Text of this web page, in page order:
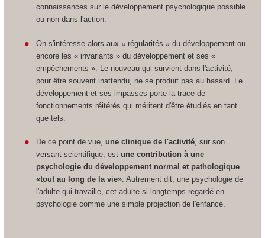
connaissances sur le développement psychologique possible
ou non dans l'action.
On s'intéresse alors aux « régularités » du développement ou
encore les « invariants » du développement et ses «
empêchements ». Le nouveau qui survient dans l'activité,
pour être souvent inattendu, ne se produit pas au hasard. Le
développement et ses impasses porte la trace de
fonctionnements réitérés qui méritent d'être étudiés en tant
que tels.
De ce point de vue, une clinique de l'activité, sur son
versant scientifique, estune contribution à une
psychologie du développement normal et pathologique
«tout au long de la vie». Autrement dit, une psychologie de
l'adulte qui travaille, cet adulte si longtemps regardé en
psychologie comme une simple projection de l'enfance.